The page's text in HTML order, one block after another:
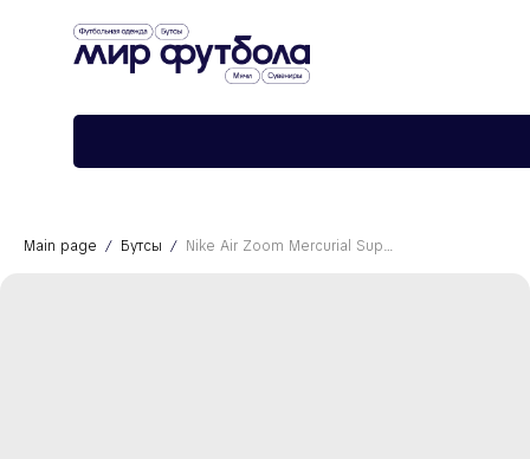
Main page Бутсы Nike Air Zoom Mercurial Superfly 9. Milk